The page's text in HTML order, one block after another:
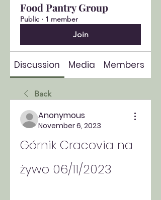
Food Pantry Group
Public · 1 member
Join
Discussion Media Members
Back
Anonymous
November 6, 2023
Górnik Cracovia na
żywo 06/11/2023